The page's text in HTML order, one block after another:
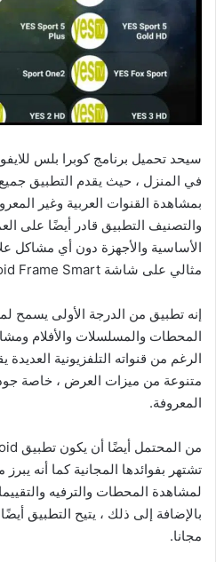
سيحد تحميل برنامج كوبرا بلس
في المنزل ، حيث يقدم التطبيق
بمشاهدة القنوات العربية وغير
الأساسية والأجهزة دون أي مشاكل
مثالي على شاشة Android Frame Smart و Android TV BOX.
إنه تطبيق من الدرجة الأولى يسمح
المحطات والمسلسلات والأفلام
الرغم من قنواته التلفزيونية
المعروفة.
لمشاهدة المحطات والترفيه
بالإضافة إلى ذلك ، يتيح التطبيق
مجانا.